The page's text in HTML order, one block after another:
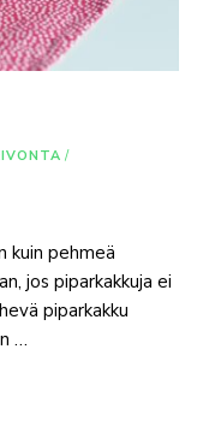
/
kuin pehmeä
jos piparkakkuja ei
piparkakku
…